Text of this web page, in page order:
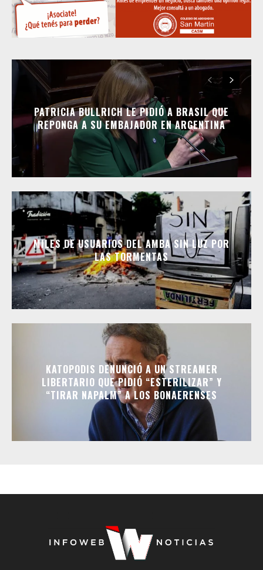
PATRICIA BULLRICH LE PIDIÓ A BRASIL QUE
REPONGA A SU EMBAJADOR EN ARGENTINA
MILES DE USUARIOS DEL AMBA SIN LUZ POR
LAS TORMENTAS
KATOPODIS DENUNCIÓ A UN STREAMER
LIBERTARIO QUE PIDIÓ “ESTERILIZAR” Y
“TIRAR NAPALM” A LOS BONAERENSES